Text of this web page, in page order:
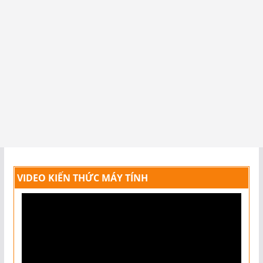
VIDEO KIẾN THỨC MÁY TÍNH